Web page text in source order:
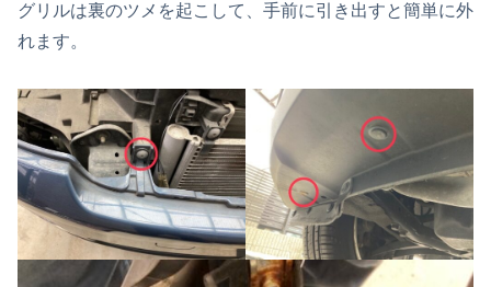
グリルは裏のツメを起こして、手前に引き出すと簡単に外
れます。